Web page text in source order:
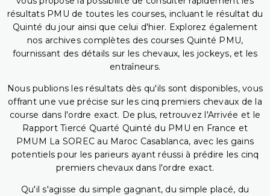
résultats PMU de toutes les courses, incluant le résultat du
Quinté du jour ainsi que celui d'hier. Explorez également
nos archives complètes des courses Quinté PMU,
fournissant des détails sur les chevaux, les jockeys, et les
entraîneurs.
Nous publions les résultats dès qu'ils sont disponibles, vous
offrant une vue précise sur les cinq premiers chevaux de la
course dans l'ordre exact. De plus, retrouvez l'Arrivée et le
Rapport Tiercé Quarté Quinté du PMU en France et
PMUM La SOREC au Maroc Casablanca, avec les gains
potentiels pour les parieurs ayant réussi à prédire les cinq
premiers chevaux dans l'ordre exact.
Qu'il s'agisse du simple gagnant, du simple placé, du